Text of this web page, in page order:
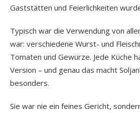
Gaststätten und Feierlichkeiten
Typisch war die Verwendung von
war: verschiedene Wurst- und
Tomaten und Gewürze. Jede Küche
Version – und genau das macht
besonders.
Sie war nie ein feines Gericht,